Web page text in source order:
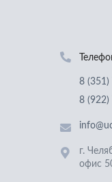
8 (351)
8
г.
офис